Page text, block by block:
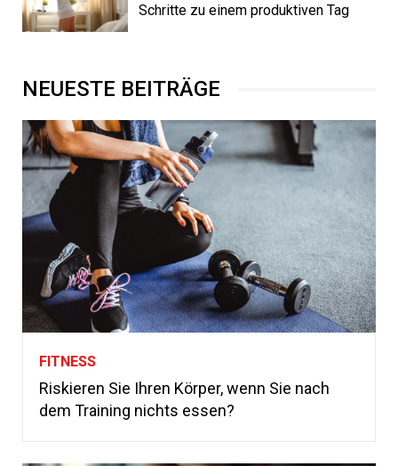
Schritte zu einem produktiven Tag
NEUESTE BEITRÄGE
FITNESS
Riskieren Sie Ihren Körper, wenn Sie nach
dem Training nichts essen?